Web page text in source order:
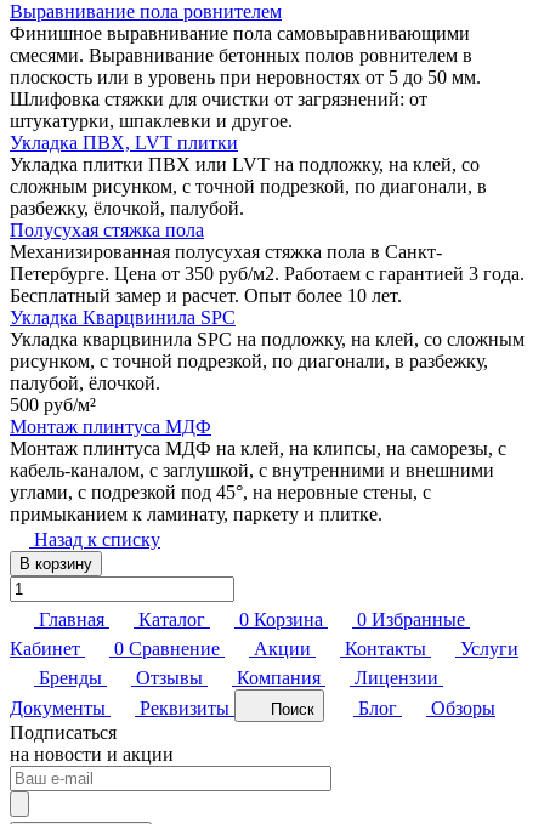
Выравнивание пола ровнителем
Финишное выравнивание пола самовыравнивающими
смесями. Выравнивание бетонных полов ровнителем в
плоскость или в уровень при неровностях от 5 до 50 мм.
Шлифовка стяжки для очистки от загрязнений: от
штукатурки, шпаклевки и другое.
Укладка ПВХ, LVT плитки
Укладка плитки ПВХ или LVT на подложку, на клей, со
сложным рисунком, с точной подрезкой, по диагонали, в
разбежку, ёлочкой, палубой.
Полусухая стяжка пола
Механизированная полусухая стяжка пола в Санкт-
Петербурге. Цена от 350 руб/м2. Работаем с гарантией 3 года.
Бесплатный замер и расчет. Опыт более 10 лет.
Укладка Кварцвинила SPC
Укладка кварцвинила SPC на подложку, на клей, со сложным
рисунком, с точной подрезкой, по диагонали, в разбежку,
палубой, ёлочкой.
500 руб/м²
Монтаж плинтуса МДФ
Монтаж плинтуса МДФ на клей, на клипсы, на саморезы, с
кабель-каналом, с заглушкой, с внутренними и внешними
углами, с подрезкой под 45°, на неровные стены, с
примыканием к ламинату, паркету и плитке.
Назад к списку
В корзину
Главная Каталог 0 Корзина 0 Избранные
Кабинет
0 Сравнение Акции Контакты
Услуги
Бренды
Отзывы Компания
Лицензии
Документы
Реквизиты Поиск Блог
Обзоры
Подписаться
на новости и акции